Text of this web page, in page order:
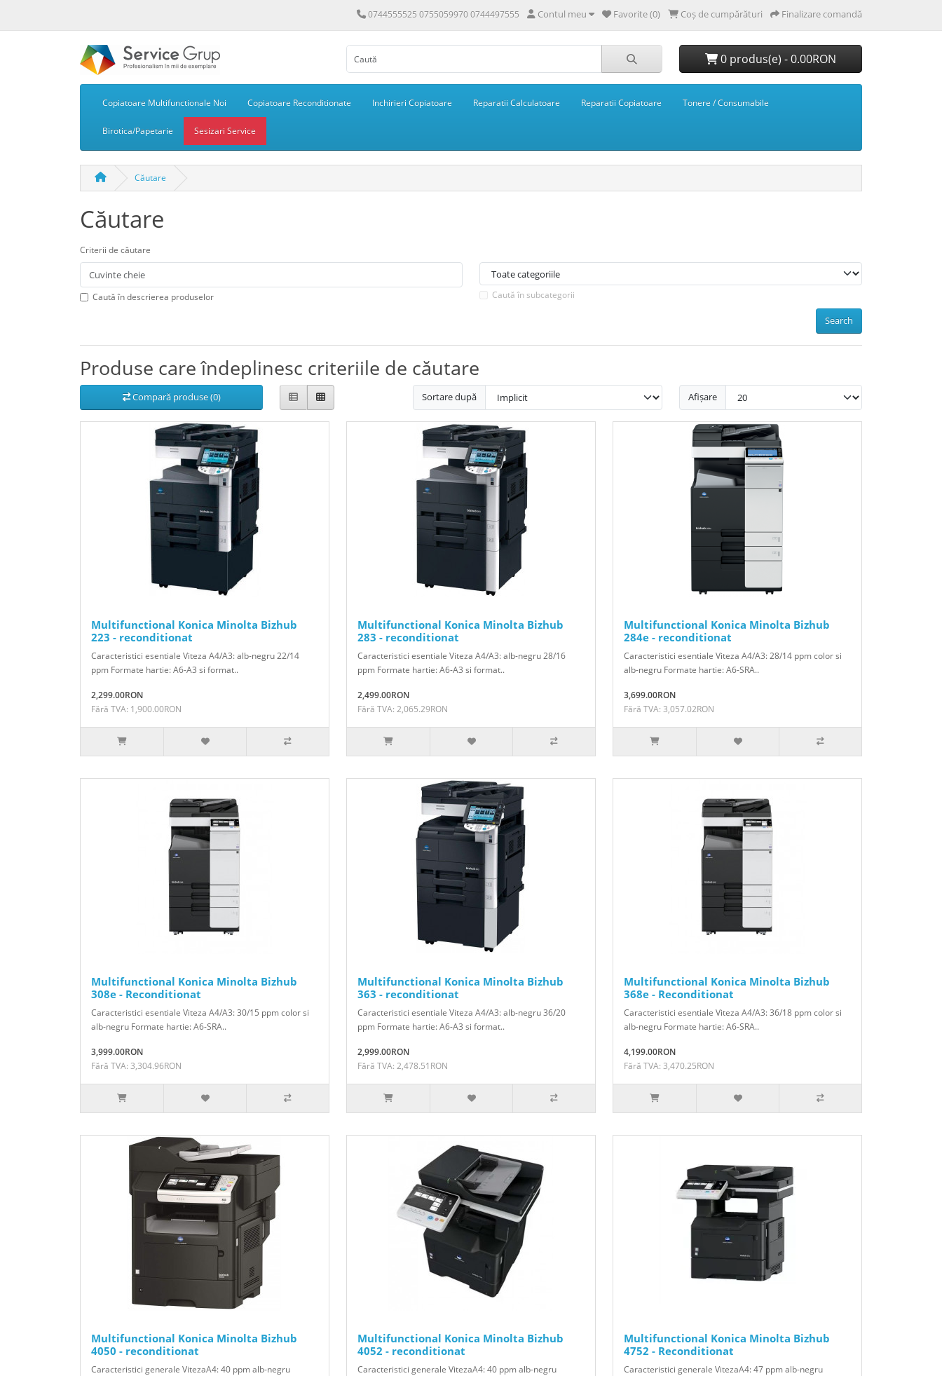
0744555525 0755059970 0744497555 Contul meu Favorite (0) Coș de cumpărături Finalizare comandă
0 produs(e) - 0.00RON
Copiatoare Multifunctionale Noi Copiatoare Reconditionate Inchirieri Copiatoare Reparatii Calculatoare Reparatii Copiatoare Tonere / Consumabile
Birotica/Papetarie Sesizari Service
Căutare
Căutare
Criterii de căutare
Caută în descrierea produselor Caută în subcategorii
Search
Produse care îndeplinesc criteriile de căutare
Compară produse (0) Sortare după Afișare
Multifunctional Konica Minolta Bizhub
223 - reconditionat
Caracteristici esentiale Viteza A4/A3: alb-negru 22/14
ppm Formate hartie: A6-A3 si format..
2,299.00RON
Fără TVA: 1,900.00RON
Multifunctional Konica Minolta Bizhub
283 - reconditionat
Caracteristici esentiale Viteza A4/A3: alb-negru 28/16
ppm Formate hartie: A6-A3 si format..
2,499.00RON
Fără TVA: 2,065.29RON
Multifunctional Konica Minolta Bizhub
284e - reconditionat
Caracteristici esentiale Viteza A4/A3: 28/14 ppm color si
alb-negru Formate hartie: A6-SRA..
3,699.00RON
Fără TVA: 3,057.02RON
Multifunctional Konica Minolta Bizhub
308e - Reconditionat
Caracteristici esentiale Viteza A4/A3: 30/15 ppm color si
alb-negru Formate hartie: A6-SRA..
3,999.00RON
Fără TVA: 3,304.96RON
Multifunctional Konica Minolta Bizhub
363 - reconditionat
Caracteristici esentiale Viteza A4/A3: alb-negru 36/20
ppm Formate hartie: A6-A3 si format..
2,999.00RON
Fără TVA: 2,478.51RON
Multifunctional Konica Minolta Bizhub
368e - Reconditionat
Caracteristici esentiale Viteza A4/A3: 36/18 ppm color si
alb-negru Formate hartie: A6-SRA..
4,199.00RON
Fără TVA: 3,470.25RON
Multifunctional Konica Minolta Bizhub
4050 - reconditionat
Caracteristici generale VitezaA4: 40 ppm alb-negru
Multifunctional Konica Minolta Bizhub
4052 - reconditionat
Caracteristici generale VitezaA4: 40 ppm alb-negru
Multifunctional Konica Minolta Bizhub
4752 - Reconditionat
Caracteristici generale VitezaA4: 47 ppm alb-negru